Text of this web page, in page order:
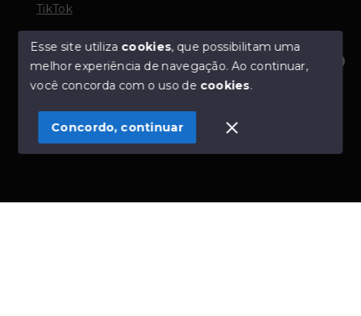
Olá! Estamos disponíveis para te ajudar.
TikTok
© Copyright 2026 - TORQUATO ∴ Corretor de Imóveis
- CRECI 42643f | 136.004f Perito Avaliador CNAI 37357
SITE PARA IMOBILIARIA
Esse site utiliza cookies, que possibilitam uma
melhor experiência de navegação.Ao continuar,
você concorda com o uso de cookies.
Concordo, continuar